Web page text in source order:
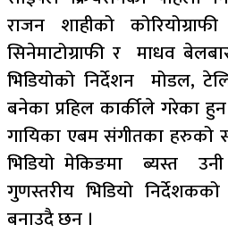
राजन शाहीको
सिनेमाटोग्राफी र माधव
भिडियोको निर्देशन मोडल,
बनेका प्रहिल कार्कीले गरेका
गायिका एबम संगीतका हरुको
भिडियो मेकिङमा ब्यस्त
गुणस्तरीय भिडियो
बनाउदै छन ।